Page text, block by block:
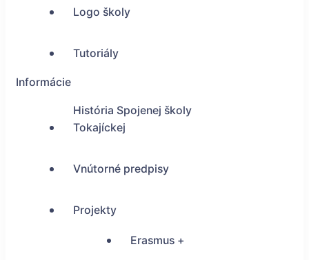
Logo školy
Tutoriály
Informácie
História Spojenej školy
Tokajíckej
Vnútorné predpisy
Projekty
Erasmus +